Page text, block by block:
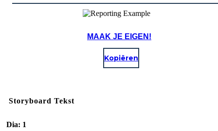
MAAK JE EIGEN!
Kopiëren
Storyboard Tekst
Dia: 1